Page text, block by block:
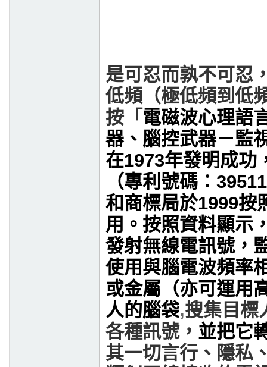
是可忍而孰不可忍
低頻（極低頻到低
按「 電磁波心理語
器、腦控武器－監
在1973年發明成功
（專利號碼：
和商標局於1999按
用。按照資料顯示
發射無線電訊號，
使用與腦電波頻率
或金屬（亦可運用
人的腦袋,搜集目標
各種訊號， 並把它
其一切言行、隱私